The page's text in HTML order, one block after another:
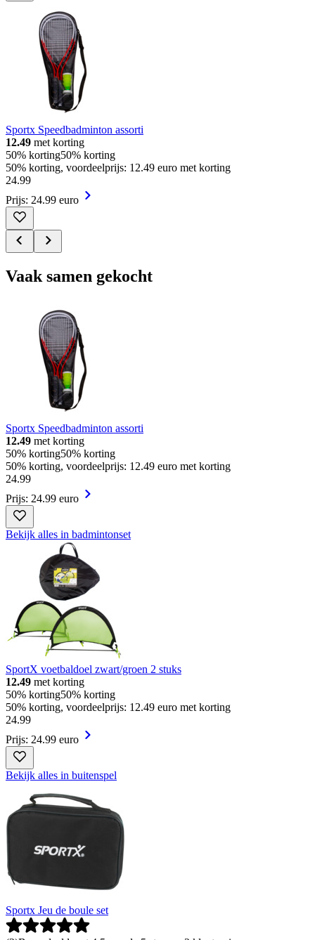
Sportx Speedbadminton assorti
12.49 met korting
50% korting50% korting
50% korting, voordeelprijs: 12.49 euro met korting
24.99
Prijs: 24.99 euro
Vaak samen gekocht
Sportx Speedbadminton assorti
12.49 met korting
50% korting50% korting
50% korting, voordeelprijs: 12.49 euro met korting
24.99
Prijs: 24.99 euro
Bekijk alles in badmintonset
SportX voetbaldoel zwart/groen 2 stuks
12.49 met korting
50% korting50% korting
50% korting, voordeelprijs: 12.49 euro met korting
24.99
Prijs: 24.99 euro
Bekijk alles in buitenspel
Sportx Jeu de boule set